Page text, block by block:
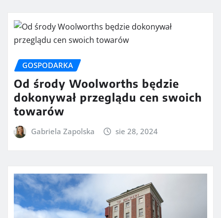
GOSPODARKA
Od środy Woolworths będzie
dokonywał przeglądu cen swoich
towarów
Gabriela Zapolska sie 28, 2024